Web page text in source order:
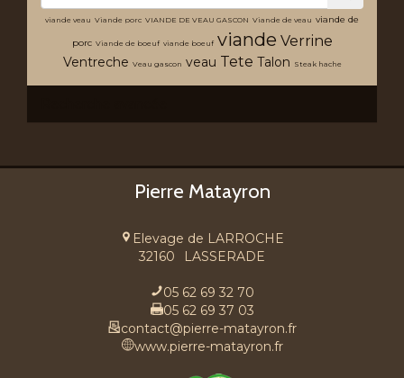
viande veau Viande porc VIANDE DE VEAU GASCON Viande de veau viande de
porc Viande de boeuf viande boeuf viande Verrine
Ventreche Veau gascon veau Tete Talon Steak hache
Pierre Matayron
Elevage de LARROCHE
32160
LASSERADE
05 62 69 32 70
05 62 69 37 03
contact@pierre-matayron.fr
www.pierre-matayron.fr